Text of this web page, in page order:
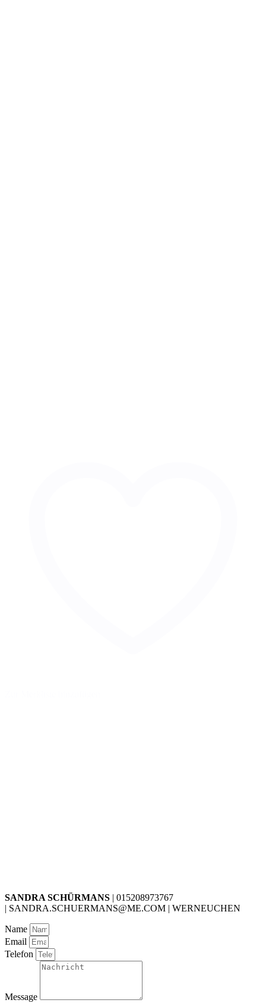
SANDRA SCHÜRMANS | 015208973767
| SANDRA.SCHUERMANS@ME.COM | WERNEUCHEN
Name
Email
Telefon
Message